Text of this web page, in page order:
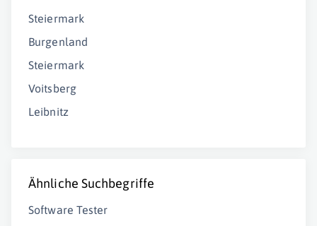
Steiermark
Burgenland
Steiermark
Voitsberg
Leibnitz
Ähnliche Suchbegriffe
Software Tester